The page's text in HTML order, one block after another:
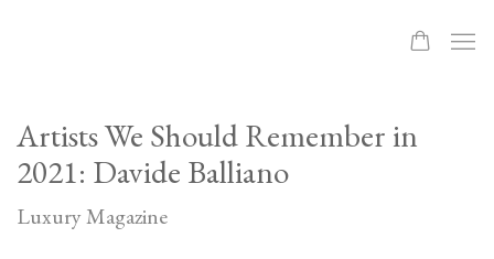
Artists We Should Remember in
2021: Davide Balliano
Luxury Magazine